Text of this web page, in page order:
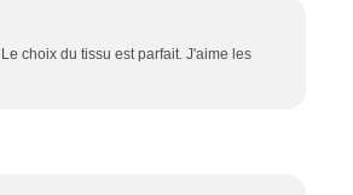
choix du tissu est parfait. J'aime les